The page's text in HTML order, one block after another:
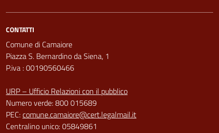
CONTATTI
Comune di Camaiore
Piazza S. Bernardino da Siena, 1
P.iva : 00190560466
URP – Ufficio Relazioni con il pubblico
Numero verde: 800 015689
PEC:comune.camaiore@cert.legalmail.it
Centralino unico: 05849861